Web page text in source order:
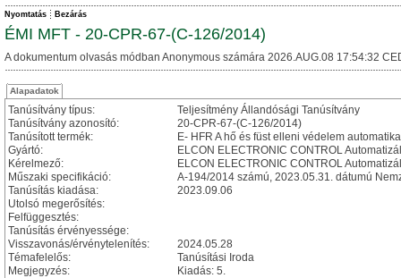
Nyomtatás Bezárás
ÉMI MFT - 20-CPR-67-(C-126/2014)
A dokumentum olvasás módban Anonymous számára 2026.AUG.08 17:54:32
Alapadatok
Tanúsítvány típus:
Teljesítmény Állandósági Tanúsítvány
Tanúsítvány azonosító:
20-CPR-67-(C-126/2014)
Tanúsított termék:
E- HFR A hő és füst elleni védelem
Gyártó:
ELCON ELECTRONIC CONTROL
Kérelmező:
ELCON ELECTRONIC CONTROL
Műszaki specifikáció:
A-194/2014 számú, 2023.05.31. dátumú
Tanúsítás kiadása:
2023.09.06
Utolsó megerősítés:
Felfüggesztés:
Tanúsítás érvényessége:
Visszavonás/érvénytelenítés:
2024.05.28
Témafelelős:
Tanúsítási Iroda
Megjegyzés:
Kiadás: 5.